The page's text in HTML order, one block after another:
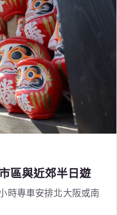
區與近郊半日遊
時專車安排北大阪或南